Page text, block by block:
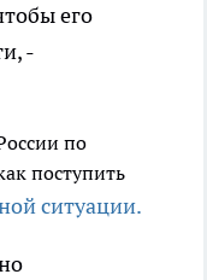
его
-
по
поступить
ситуации.